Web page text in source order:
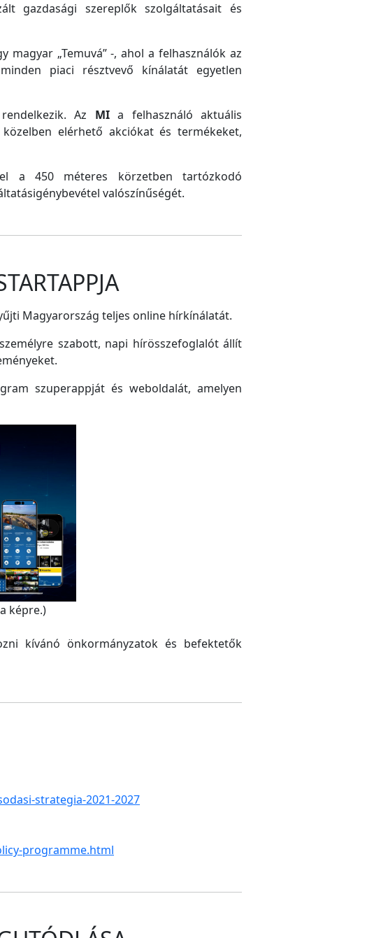
gazdasági szereplők szolgáltatásait és
„Temuvá” -, ahol a felhasználók az
piaci résztvevő kínálatát egyetlen
Az MIa felhasználó aktuális
elérhető akciókat és termékeket,
a 450 méteres körzetben tartózkodó
valószínűségét.
Magyarország teljes online hírkínálatát.
szabott, napi hírösszefoglalót állít
szuperappját és weboldalát, amelyen
képre.)
kívánó önkormányzatok és befektetők
strategia-2021-2027
programme.html